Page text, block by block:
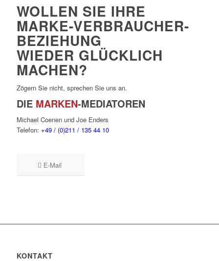
WOLLEN SIE IHRE
MARKE-VERBRAUCHER-
BEZIEHUNG
WIEDER GLÜCKLICH
MACHEN?
Zögern Sie nicht, sprechen Sie uns an.
DIE MARKEN-MEDIATOREN
Michael Coenen und Joe Enders
Telefon: +49 / (0)211 / 135 44 10
E-Mail
KONTAKT